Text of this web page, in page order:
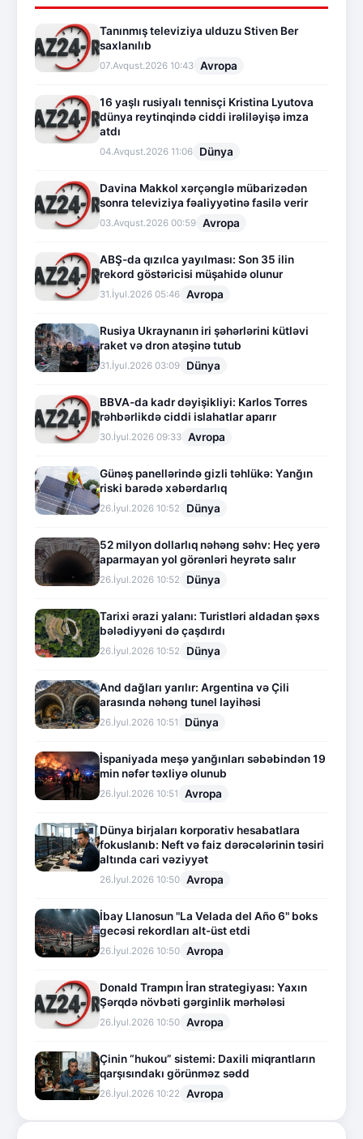
Tanınmış televiziya ulduzu Stiven Ber
saxlanılıb
07.Avqust.2026 10:43 Avropa
16 yaşlı rusiyalı tennisçi Kristina Lyutova
dünya reytinqində ciddi irəliləyişə imza
atdı
04.Avqust.2026 11:06 Dünya
Davina Makkol xərçənglə mübarizədən
sonra televiziya fəaliyyətinə fasilə verir
03.Avqust.2026 00:59 Avropa
ABŞ-da qızılca yayılması: Son 35 ilin
rekord göstəricisi müşahidə olunur
31.İyul.2026 05:46 Avropa
Rusiya Ukraynanın iri şəhərlərini kütləvi
raket və dron atəşinə tutub
31.İyul.2026 03:09 Dünya
BBVA-da kadr dəyişikliyi: Karlos Torres
rəhbərlikdə ciddi islahatlar aparır
30.İyul.2026 09:33 Avropa
Günəş panellərində gizli təhlükə: Yanğın
riski barədə xəbərdarlıq
26.İyul.2026 10:52 Dünya
52 milyon dollarlıq nəhəng səhv: Heç yerə
aparmayan yol görənləri heyrətə salır
26.İyul.2026 10:52 Dünya
Tarixi ərazi yalanı: Turistləri aldadan şəxs
bələdiyyəni də çaşdırdı
26.İyul.2026 10:52 Dünya
And dağları yarılır: Argentina və Çili
arasında nəhəng tunel layihəsi
26.İyul.2026 10:51 Dünya
İspaniyada meşə yanğınları səbəbindən 19
min nəfər təxliyə olunub
26.İyul.2026 10:51 Avropa
Dünya birjaları korporativ hesabatlara
fokuslanıb: Neft və faiz dərəcələrinin təsiri
altında cari vəziyyət
26.İyul.2026 10:50 Avropa
İbay Llanosun "La Velada del Año 6" boks
gecəsi rekordları alt-üst etdi
26.İyul.2026 10:50 Avropa
Donald Trampın İran strategiyası: Yaxın
Şərqdə növbəti gərginlik mərhələsi
26.İyul.2026 10:50 Avropa
Çinin “hukou” sistemi: Daxili miqrantların
qarşısındakı görünməz sədd
26.İyul.2026 10:22 Avropa